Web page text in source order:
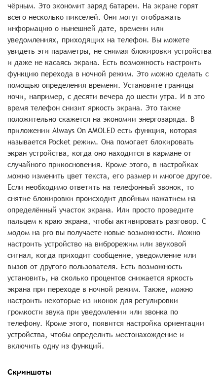
чёрным. Это экономит заряд батареи. На экране горят
всего несколько пикселей. Они могут отображать
информацию о нынешней дате, времени или
уведомлениях, приходящих на телефон. Вы можете
увидеть эти параметры, не снимая блокировки устройства
и даже не касаясь экрана. Есть возможность настроить
функцию перехода в ночной режим. Это можно сделать с
помощью определения времени. Установите границы
ночи, например, с десяти вечера до шести утра. И в это
время телефон снизит яркость экрана. Это также
положительно скажется на экономии энергозаряда. В
приложении Always On AMOLED есть функция, которая
называется Pocket режим. Она помогает блокировать
экран устройства, когда оно находится в кармане от
случайного прикосновения. Кроме этого, в настройках
можно изменить цвет текста, его размер и многое другое.
Если необходимо ответить на телефонный звонок, то
снятие блокировки происходит двойным нажатием на
определённый участок экрана. Или просто проведите
пальцем к краю экрана, чтобы активировать разговор. С
модом на pro вы получаете новые возможности. Можно
настроить устройство на виброрежим или звуковой
сигнал, когда приходит сообщение, уведомление или
вызов от другого пользователя. Есть возможность
установить, на сколько процентов снижается яркость
экрана при переходе в ночной режим. Также, можно
настроить некоторые из иконок для регулировки
громкости звука при уведомлении или звонка по
телефону. Кроме этого, появится настройка ориентации
устройства, чтобы определить местонахождение и
включить одну из функций.
Скриншоты